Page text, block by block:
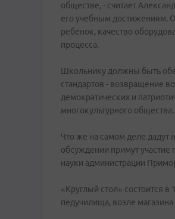
обществе, - считает
его учебным достижениям.
ребенок, качество
процесса.
Школьнику должны быть
стандартов - возвращение
демократических и
многокультурного общества.
Что же на самом деле дадут
обсуждении примут участие
науки администрации
«Круглый стол» состоится в
педучилища, возле